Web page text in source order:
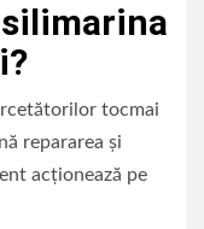
tocmai
repararea și
acționează pe